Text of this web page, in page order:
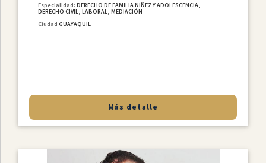
Derecho
Especialidad:DERECHO DE FAMILIA NIÑEZ Y ADOLESCENCIA,
DERECHO CIVIL, LABORAL, MEDIACIÓN
Ciudad GUAYAQUIL
Más detalle